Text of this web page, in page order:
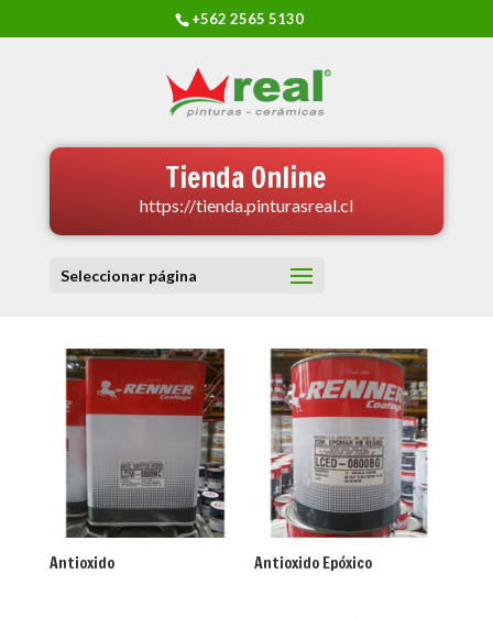
+562 2565 5130
Tienda Online
https://tienda.pinturasreal.cl
Seleccionar página
Antioxido Antioxido Epóxico